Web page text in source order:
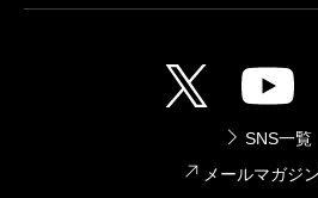
SNS一覧
メールマガジ